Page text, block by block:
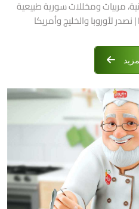
مربيات ومخللات سورية طبيعية